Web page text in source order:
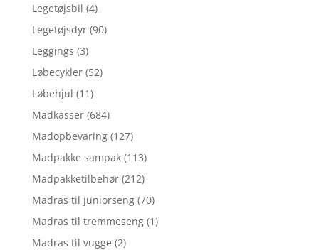
Legetøjsbil (4)
Legetøjsdyr (90)
Leggings (3)
Løbecykler (52)
Løbehjul (11)
Madkasser (684)
Madopbevaring (127)
Madpakke sampak (113)
Madpakketilbehør (212)
Madras til juniorseng (70)
Madras til tremmeseng (1)
Madras til vugge (2)